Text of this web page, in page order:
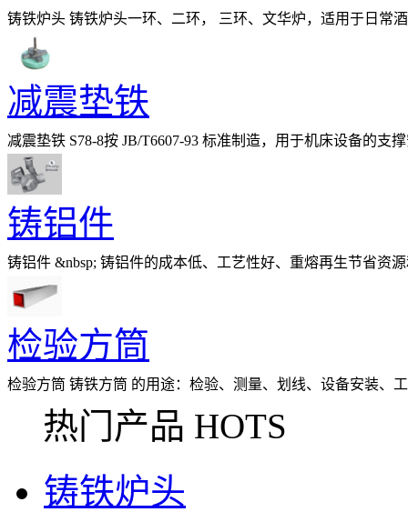
铸铁炉头 铸铁炉头一环、二环， 三环、文华炉，适用于日常
减震垫铁
减震垫铁 S78-8按 JB/T6607-93 标准制造，用于机床设备的
机床垫铁，减震机床垫铁，
铸铝件
铸铝件 &nbsp; 铸铝件的成本低、工艺性好、重熔再生节省资
炼工艺及装备;广泛采用先进的铁液
检验方筒
检验方筒 铸铁方筒 的用途：检验、测量、划线、设备安装、
检验或划精密工件的任意角度线。适用于
热门产品 HOTS
铸铁炉头